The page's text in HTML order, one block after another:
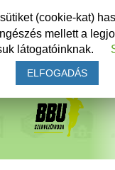
(cookie-kat)
mellett a
látogatóinknak.
ELFOGADÁS